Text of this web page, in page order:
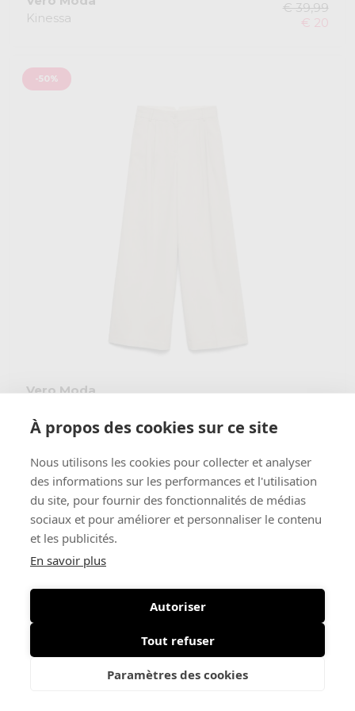
À propos des cookies sur ce site
Nous utilisons les cookies pour collecter et analyser
des informations sur les performances et l'utilisation
du site, pour fournir des fonctionnalités de médias
sociaux et pour améliorer et personnaliser le contenu
et les publicités.
En savoir plus
Autoriser
Tout refuser
Paramètres des cookies
Kinessa
€ 39,99
€ 20
-50%
Vero Moda
€ 44,99
-50%